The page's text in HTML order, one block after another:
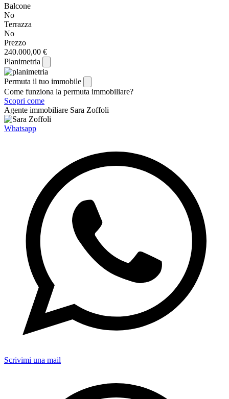
Balcone
No
Terrazza
No
Prezzo
240.000,00 €
Planimetria
Permuta il tuo immobile
Come funziona la permuta immobiliare?
Scopri come
Agente immobiliare Sara Zoffoli
Whatsapp
Scrivimi una mail